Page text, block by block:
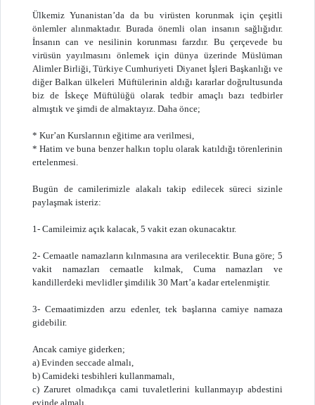
Ülkemiz Yunanistan’da da bu virüsten korunmak için çeşitli
önlemler alınmaktadır. Burada önemli olan insanın sağlığıdır.
İnsanın can ve nesilinin korunması farzdır. Bu çerçevede bu
virüsün yayılmasını önlemek için dünya üzerinde Müslüman
Alimler Birliği, Türkiye Cumhuriyeti Diyanet İşleri Başkanlığı ve
diğer Balkan ülkeleri Müftülerinin aldığı kararlar doğrultusunda
biz de İskeçe Müftülüğü olarak tedbir amaçlı bazı tedbirler
almıştık ve şimdi de almaktayız. Daha önce;
* Kur’an Kurslarının eğitime ara verilmesi,
* Hatim ve buna benzer halkın toplu olarak katıldığı törenlerinin
ertelenmesi.
Bugün de camilerimizle alakalı takip edilecek süreci sizinle
paylaşmak isteriz:
1- Camileimiz açık kalacak, 5 vakit ezan okunacaktır.
2- Cemaatle namazların kılnmasına ara verilecektir. Buna göre; 5
vakit namazları cemaatle kılmak, Cuma namazları ve
kandillerdeki mevlidler şimdilik 30 Mart’a kadar ertelenmiştir.
3- Cemaatimizden arzu edenler, tek başlarına camiye namaza
gidebilir.
Ancak camiye giderken;
a) Evinden seccade almalı,
b) Camideki tesbihleri kullanmamalı,
c) Zaruret olmadıkça cami tuvaletlerini kullanmayıp abdestini
evinde almalı,